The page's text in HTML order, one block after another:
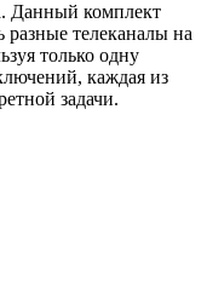
Данный комплект
разные телеканалы на
только одну
каждая из
задачи.